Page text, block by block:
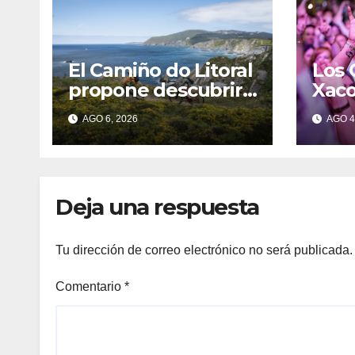
El Camiño do Litoral
propone descubrir
Galicia a pie a través
de más de 1.300
kilómetros
AGO 6, 2026
Los
AGO
Deja una respuesta
Tu dirección de correo electrónico no será publicada.
Comentario *